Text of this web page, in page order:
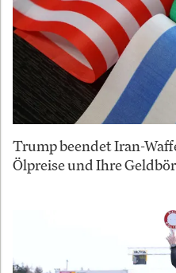
Trump beendet Iran-
Ölpreise und Ihre